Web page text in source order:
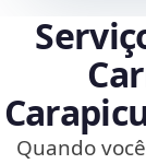
Quando